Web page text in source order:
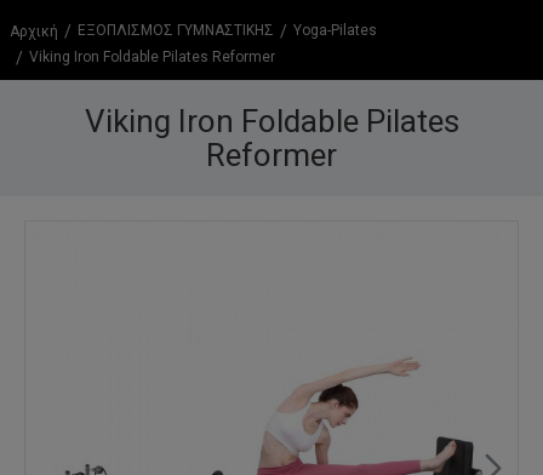
Αρχική ΕΞΟΠΛΙΣΜΟΣ ΓΥΜΝΑΣΤΙΚΗΣ
Yoga-Pilates
Viking Iron Foldable Pilates Reformer
Viking Iron Foldable Pilates
Reformer